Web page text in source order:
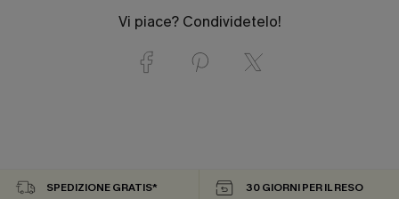
Vi piace? Condividetelo!
SPEDIZIONE GRATIS* 30 GIORNI PER IL RESO